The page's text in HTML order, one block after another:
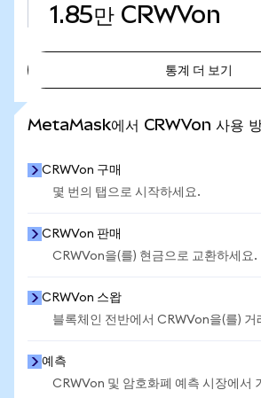
1.85만 CRWVon
통계 더 보기
MetaMask에서 CRWVon 사용
CRWVon 구매
몇 번의 탭으로 시작하세요.
CRWVon 판매
CRWVon을(를) 현금으로 교환하세요.
CRWVon 스왑
블록체인 전반에서 CRWVon을(를) 거
예측
CRWVon 및 암호화폐 예측 시장에서